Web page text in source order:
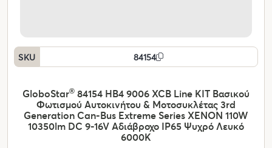
SKU 84154
GloboStar® 84154 HB4 9006 XCB Line KIT Βασικού
Φωτισμού Αυτοκινήτου & Μοτοσυκλέτας 3rd
Generation Can-Bus Extreme Series XENON 110W
10350lm DC 9-16V Αδιάβροχο IP65 Ψυχρό Λευκό
6000K